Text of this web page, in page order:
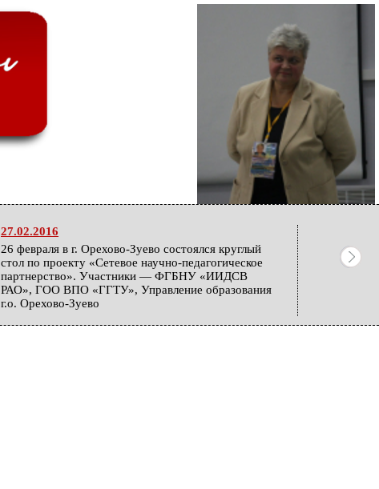
27.02.2016
26 февраля в г. Орехово-Зуево состоялся круглый
стол по проекту «Сетевое научно-педагогическое
партнерство». Участники — ФГБНУ «ИИДСВ
РАО», ГОО ВПО «ГГТУ», Управление образования
г.о. Орехово-Зуево